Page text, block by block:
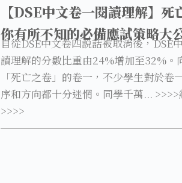
【DSE中文卷一閱讀理解】死
你有所不知的必備應試策略大
自從DSE中文卷四説話被取消後，DSE
讀理解的分數比重由24%增加至32%。
「死亡之卷」的卷一，不少學生對於卷
序和方向都十分迷惘。同學千萬... >>>>
>>>>